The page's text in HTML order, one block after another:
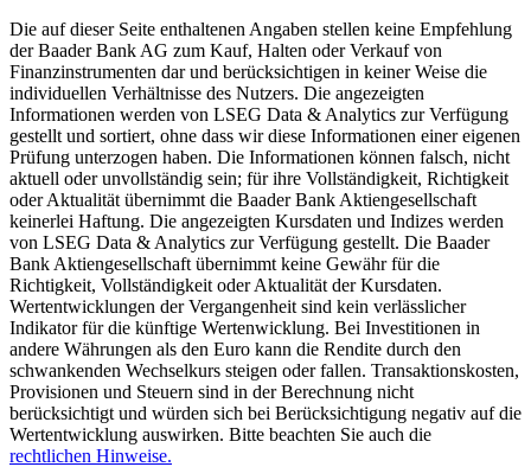
Die auf dieser Seite enthaltenen Angaben stellen keine Empfehlung
der Baader Bank AG zum Kauf, Halten oder Verkauf von
Finanzinstrumenten dar und berücksichtigen in keiner Weise die
individuellen Verhältnisse des Nutzers. Die angezeigten
Informationen werden von LSEG Data & Analytics zur Verfügung
gestellt und sortiert, ohne dass wir diese Informationen einer eigenen
Prüfung unterzogen haben. Die Informationen können falsch, nicht
aktuell oder unvollständig sein; für ihre Vollständigkeit, Richtigkeit
oder Aktualität übernimmt die Baader Bank Aktiengesellschaft
keinerlei Haftung. Die angezeigten Kursdaten und Indizes werden
von LSEG Data & Analytics zur Verfügung gestellt. Die Baader
Bank Aktiengesellschaft übernimmt keine Gewähr für die
Richtigkeit, Vollständigkeit oder Aktualität der Kursdaten.
Wertentwicklungen der Vergangenheit sind kein verlässlicher
Indikator für die künftige Wertenwicklung. Bei Investitionen in
andere Währungen als den Euro kann die Rendite durch den
schwankenden Wechselkurs steigen oder fallen. Transaktionskosten,
Provisionen und Steuern sind in der Berechnung nicht
berücksichtigt und würden sich bei Berücksichtigung negativ auf die
Wertentwicklung auswirken. Bitte beachten Sie auch die
rechtlichen Hinweise.